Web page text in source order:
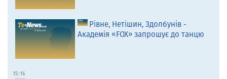
Рівне, Нетішин, Здолбунів -
Академія «FOX» запрошує до танцю
15:16